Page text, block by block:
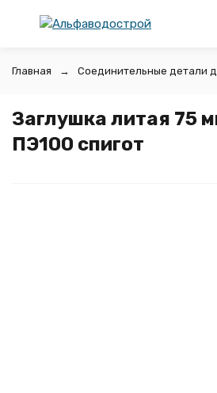
Главная Соединительные детали
Заглушка литая 75
ПЭ100 спигот